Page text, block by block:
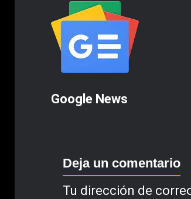
Google News
Deja un comentario
Tu dirección de